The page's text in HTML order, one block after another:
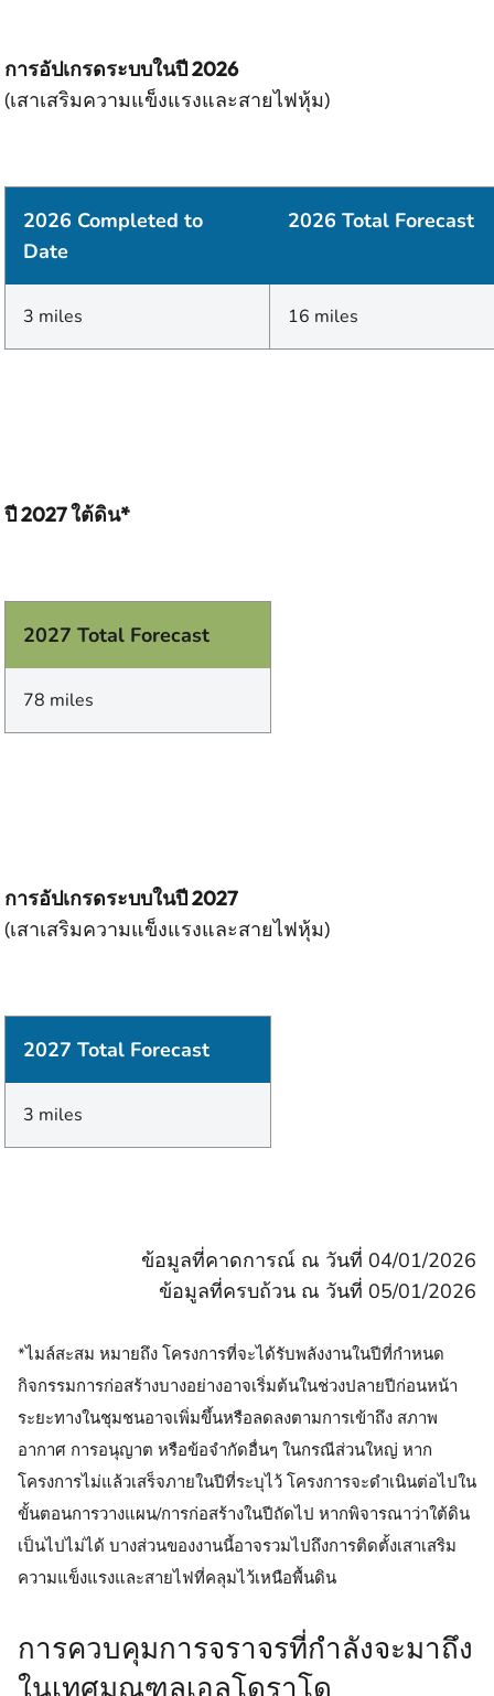
การอัปเกรดระบบในปี 2026
(เสาเสริมความแข็งแรงและสายไฟหุ้ม)
2026 Completed to
Date
2026 Total Forecast
3 miles 16 miles
ปี 2027 ใต้ดิน*
2027 Total Forecast
78 miles
การอัปเกรดระบบในปี 2027
(เสาเสริมความแข็งแรงและสายไฟหุ้ม)
2027 Total Forecast
3 miles
ข้อมูลที่คาดการณ์ ณ วันที่ 04/01/2026
ข้อมูลที่ครบถ้วน ณ วันที่ 05/01/2026
*ไมล์สะสม หมายถึง โครงการที่จะได้รับพลังงานในปีที่กําหนด
กิจกรรมการก่อสร้างบางอย่างอาจเริ่มต้นในช่วงปลายปีก่อนหน้า
ระยะทางในชุมชนอาจเพิ่มขึ้นหรือลดลงตามการเข้าถึง สภาพ
อากาศ การอนุญาต หรือข้อจำกัดอื่นๆ ในกรณีส่วนใหญ่ หาก
โครงการไม่แล้วเสร็จภายในปีที่ระบุไว้ โครงการจะดำเนินต่อไปใน
ขั้นตอนการวางแผน/การก่อสร้างในปีถัดไป หากพิจารณาว่าใต้ดิน
เป็นไปไม่ได้ บางส่วนของงานนี้อาจรวมไปถึงการติดตั้งเสาเสริม
ความแข็งแรงและสายไฟที่คลุมไว้เหนือพื้นดิน
การควบคุมการจราจรที่กําลังจะมาถึง
ในเทศมณฑลเอลโดราโด